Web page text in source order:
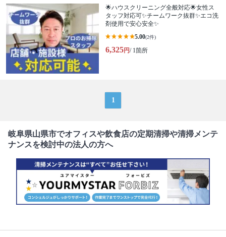
🌟ハウスクリーニング全般対応🌟女性ス
タッフ対応可✨チームワーク抜群✨エコ洗
剤使用で安心安全✨
5.00(2件)
6,325円/ 1箇所
1
岐阜県山県市でオフィスや飲食店の定期清掃や清掃メンテ
ナンスを検討中の法人の方へ